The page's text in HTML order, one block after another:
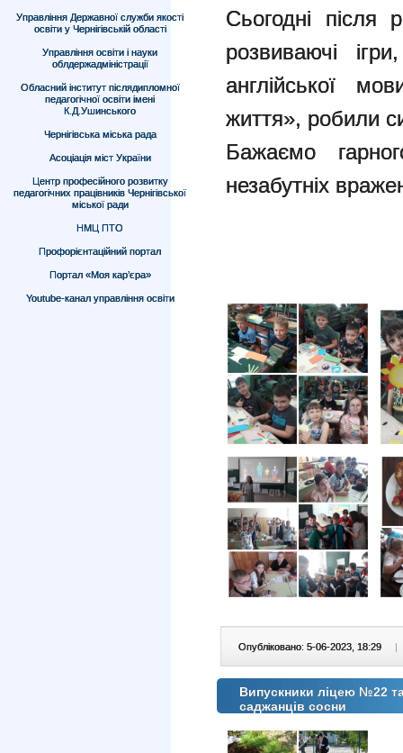
Управління Державної служби якості
освіти у Чернігівській області
Управління освіти і науки
облдержадміністрації
Обласний інститут післядипломної
педагогічної освіти імені
К.Д.Ушинського
Чернігівська міська рада
Асоціація міст України
Центр професійного розвитку
педагогічних працівників Чернігівської
міської ради
НМЦ ПТО
Профорієнтаційний портал
Портал «Моя кар’єра»
Youtube-канал управління освіти
Сьогодні після
розвиваючі
англійської
життя», робили
Бажаємо
незабутніх
Опубліковано: 5-06-2023, 18:29 |
Випускники ліцею №22
саджанців сосни